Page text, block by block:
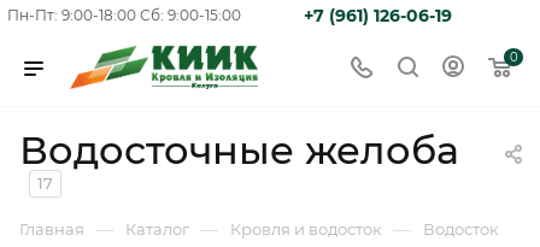
Пн-Пт: 9:00-18:00 Сб: 9:00-15:00 +7 (961) 126-06-19
0
Водосточные желоба
17
Главная — Каталог — Кровля и водосток — Водосток